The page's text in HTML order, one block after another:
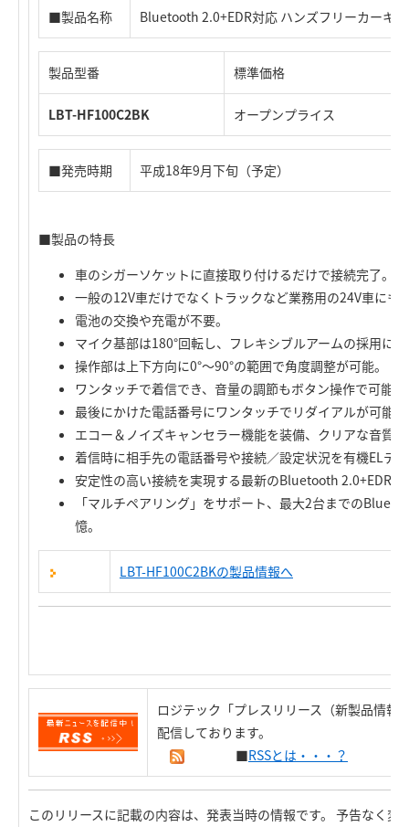
■製品名称 Bluetooth 2.0+EDR対応 ハンズフリーカーキ
製品型番 標準価格
LBT-HF100C2BK オープンプライス
■発売時期 平成18年9月下旬（予定）
■製品の特長
車のシガーソケットに直接取り付けるだけで接続完了。
一般の12V車だけでなくトラックなど業務用の24V車にも
電池の交換や充電が不要。
マイク基部は180°回転し、フレキシブルアームの採用に
操作部は上下方向に0°～90°の範囲で角度調整が可能。
ワンタッチで着信でき、音量の調節もボタン操作で可能。
最後にかけた電話番号にワンタッチでリダイアルが可能。
エコー＆ノイズキャンセラー機能を装備、クリアな音質
着信時に相手先の電話番号や接続／設定状況を有機ELデ
安定性の高い接続を実現する最新のBluetooth 2.0+EDRに
「マルチペアリング」をサポート、最大2台までの
憶。
LBT-HF100C2BKの製品情報へ
ロジテック「プレスリリース（新製品情報
配信しております。
■RSSとは・・・？
このリリースに記載の内容は、発表当時の情報です。 予告なく変